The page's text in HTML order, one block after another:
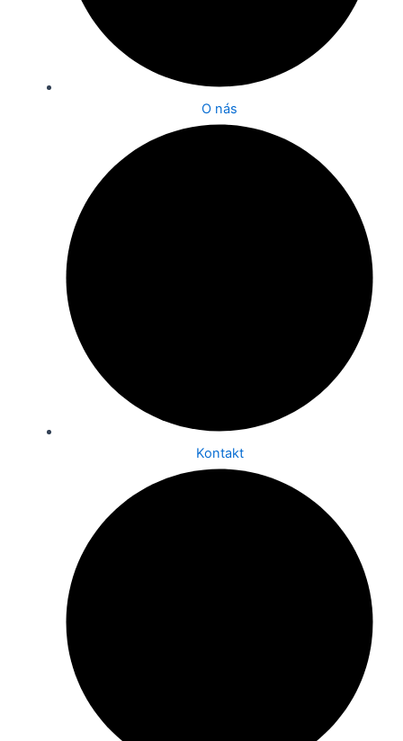
O nás
Kontakt